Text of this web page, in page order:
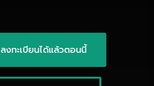
ลงทะเบียนได้แล้วตอนนี้